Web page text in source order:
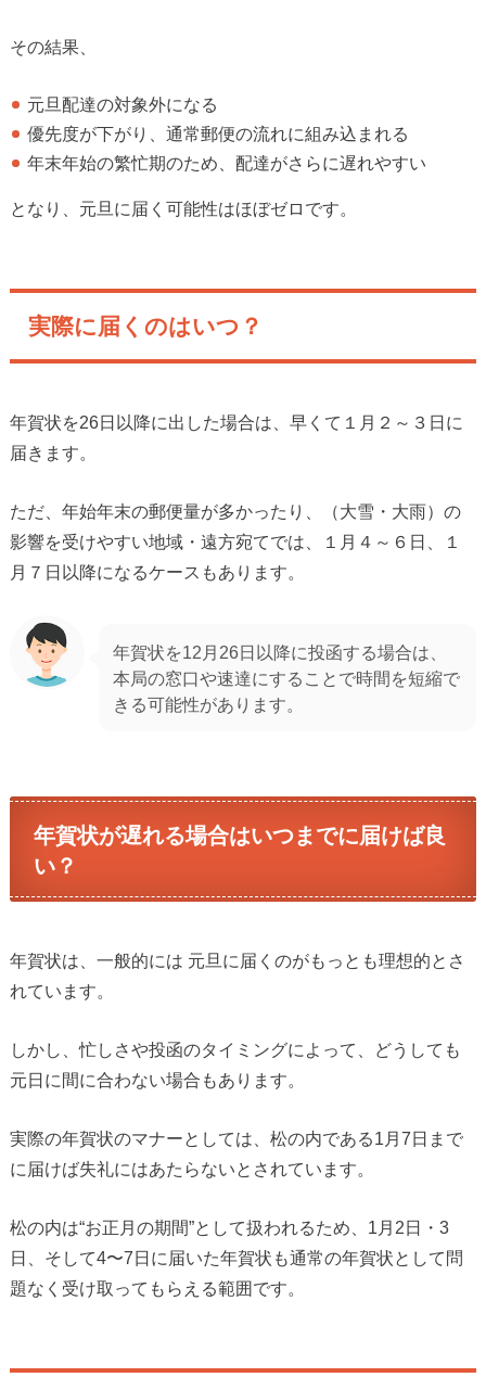
その結果、
元旦配達の対象外になる
優先度が下がり、通常郵便の流れに組み込まれる
年末年始の繁忙期のため、配達がさらに遅れやすい
となり、元旦に届く可能性はほぼゼロです。
実際に届くのはいつ？
年賀状を26日以降に出した場合は、早くて１月２～３日に
届きます。
ただ、年始年末の郵便量が多かったり、（大雪・大雨）の
影響を受けやすい地域・遠方宛てでは、１月４～６日、１
月７日以降になるケースもあります。
年賀状を12月26日以降に投函する場合は、
本局の窓口や速達にすることで時間を短縮で
きる可能性があります。
年賀状が遅れる場合はいつまでに届けば良
い？
年賀状は、一般的には 元旦に届くのがもっとも理想的とさ
れています。
しかし、忙しさや投函のタイミングによって、どうしても
元日に間に合わない場合もあります。
実際の年賀状のマナーとしては、松の内である1月7日まで
に届けば失礼にはあたらないとされています。
松の内は“お正月の期間”として扱われるため、1月2日・3
日、そして4〜7日に届いた年賀状も通常の年賀状として問
題なく受け取ってもらえる範囲です。